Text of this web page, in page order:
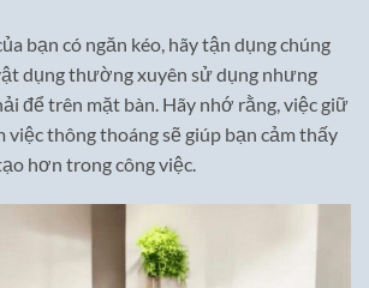
bạn có ngăn kéo, hãy tận dụng chúng
dụng thường xuyên sử dụng nhưng
để trên mặt bàn. Hãy nhớ rằng, việc giữ
việc thông thoáng sẽ giúp bạn cảm thấy
hơn trong công việc.